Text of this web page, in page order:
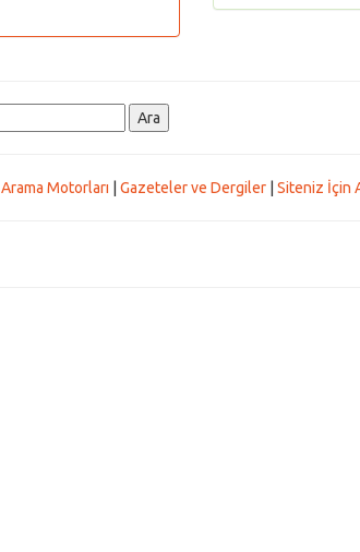
Arama Motorları Gazeteler ve Dergiler Siteniz İçin